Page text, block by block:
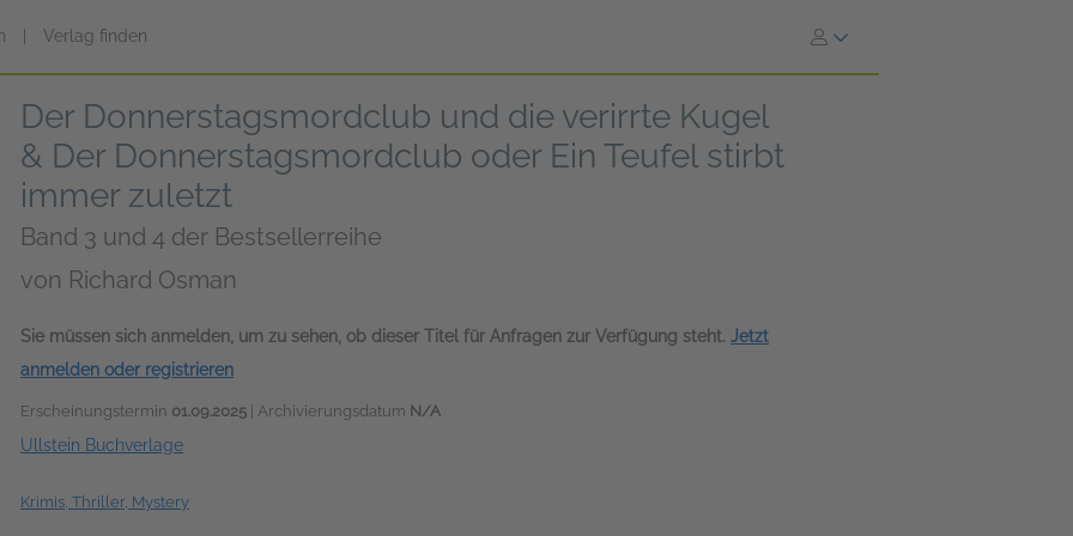
Verlag finden
Der Donnerstagsmordclub und die verirrte Kugel
& Der Donnerstagsmordclub oder Ein Teufel stirbt
immer zuletzt
Band 3 und 4 der Bestsellerreihe
von Richard Osman
Sie müssen sich anmelden, um zu sehen, ob dieser Titel für Anfragen zur Verfügung steht. Jetzt
anmelden oder registrieren
Erscheinungstermin 01.09.2025 | Archivierungsdatum N/A
Ullstein Buchverlage
Krimis, Thriller, Mystery